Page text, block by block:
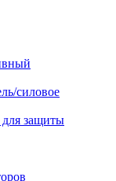
силовое
защиты